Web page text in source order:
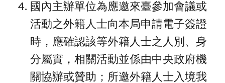
國內主辦單位為應邀來臺參加會議或
活動之外籍人士向本局申請電子簽證
時，應確認該等外籍人士之人別、身
分屬實，相關活動並係由中央政府機
關協辦或贊助；所邀外籍人士入境我